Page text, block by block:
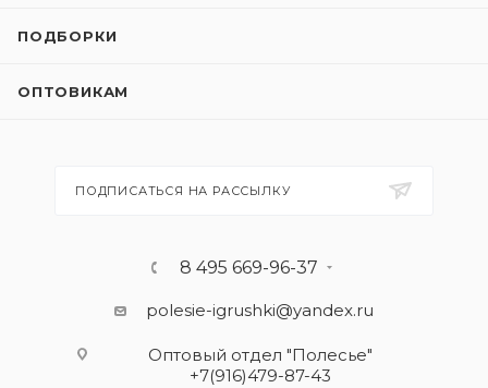
ПОДБОРКИ
ОПТОВИКАМ
ПОДПИСАТЬСЯ НА РАССЫЛКУ
8 495 669-96-37
polesie-igrushki@yandex.ru
Оптовый отдел "Полесье"
+7(916)479-87-43